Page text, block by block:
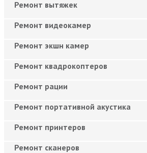
Ремонт вытяжек
Ремонт видеокамер
Ремонт экшн камер
Ремонт квадрокоптеров
Ремонт рации
Ремонт портативной акустика
Ремонт принтеров
Ремонт сканеров